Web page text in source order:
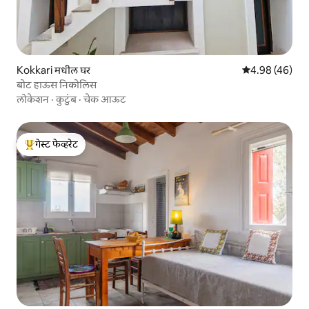
Kokkari मधील घर 5 पैकी 4.98
4.98 (46)
बोट हाऊस निकोलिस
लोकेशन ·कुटुंब·चेक आऊट
टॉप गेस्ट फेव्हरेट
गेस्ट फेव्हरेट